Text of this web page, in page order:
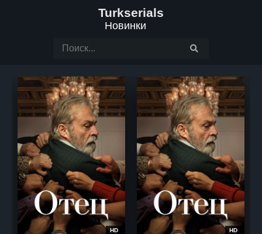
Turkserials
Новинки
HD HD